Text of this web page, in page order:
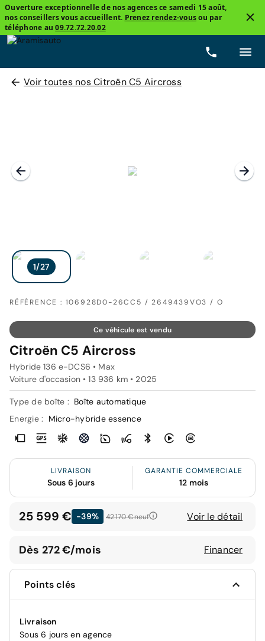
Ouverture exceptionnelle de nos agences ce samedi 15 août,
nos conseillers vous accueillent. Prenez rendez-vousou par
téléphone au09.72.72.20.02
Voir toutes nos Citroën C5 Aircross
RÉFÉRENCE : 106928D0-26CC5 / 2649439VO3 / O
Ce véhicule est vendu
Citroën C5 Aircross
Hybride 136 e-DCS6 • Max
Voiture d'occasion • 13 936 km • 2025
Type de boîte : Boîte automatique
Energie :
Micro-hybride essence
LIVRAISON
Sous 6 jours
GARANTIE COMMERCIALE
12 mois
25 599 € -39% 42 170 €neuf Voir le détail
Dès 272 €/mois Financer
Points clés
Livraison
Sous 6 jours en agence